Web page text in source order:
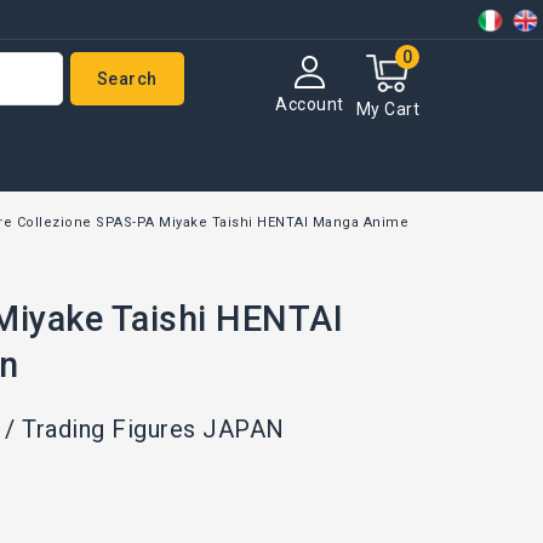
My Cart
0
Account
Search
Collezione SPAS-PA Miyake Taishi HENTAI Manga Anime
Taishi HENTAI
/ Trading Figures JAPAN